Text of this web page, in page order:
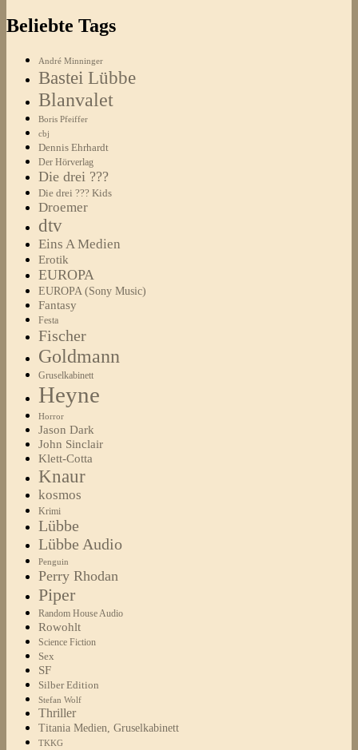
Beliebte Tags
André Minninger
Bastei Lübbe
Blanvalet
Boris Pfeiffer
cbj
Dennis Ehrhardt
Der Hörverlag
Die drei ???
Die drei ??? Kids
Droemer
dtv
Eins A Medien
Erotik
EUROPA
EUROPA (Sony Music)
Fantasy
Festa
Fischer
Goldmann
Gruselkabinett
Heyne
Horror
Jason Dark
John Sinclair
Klett-Cotta
Knaur
kosmos
Krimi
Lübbe
Lübbe Audio
Penguin
Perry Rhodan
Piper
Random House Audio
Rowohlt
Science Fiction
Sex
SF
Silber Edition
Stefan Wolf
Thriller
Titania Medien, Gruselkabinett
TKKG